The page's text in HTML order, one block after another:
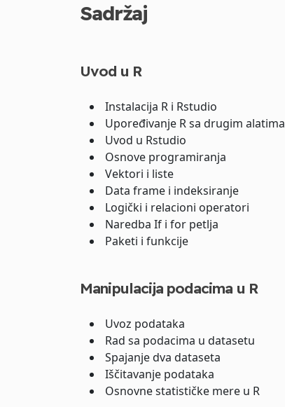
Sadržaj
Uvod u R
Instalacija R i Rstudio
Upoređivanje R sa drugim alatima
Uvod u Rstudio
Osnove programiranja
Vektori i liste
Data frame i indeksiranje
Logički i relacioni operatori
Naredba If i for petlja
Paketi i funkcije
Manipulacija podacima u R
Uvoz podataka
Rad sa podacima u datasetu
Spajanje dva dataseta
Iščitavanje podataka
Osnovne statističke mere u R